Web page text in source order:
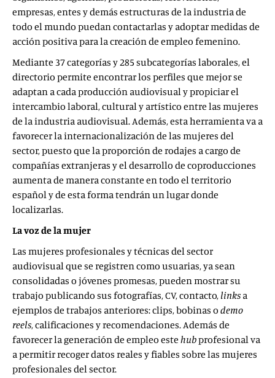
empresas, entes y demás estructuras de la industria de
todo el mundo puedan contactarlas y adoptar medidas de
acción positiva para la creación de empleo femenino.
Mediante 37 categorías y 285 subcategorías laborales, el
directorio permite encontrar los perfiles que mejor se
adaptan a cada producción audiovisual y propiciar el
intercambio laboral, cultural y artístico entre las mujeres
de la industria audiovisual. Además, esta herramienta va a
favorecer la internacionalización de las mujeres del
sector, puesto que la proporción de rodajes a cargo de
compañías extranjeras y el desarrollo de coproducciones
aumenta de manera constante en todo el territorio
español y de esta forma tendrán un lugar donde
localizarlas.
La voz de la mujer
Las mujeres profesionales y técnicas del sector
audiovisual que se registren como usuarias, ya sean
consolidadas o jóvenes promesas, pueden mostrar su
trabajo publicando sus fotografías, CV, contacto, links a
ejemplos de trabajos anteriores: clips, bobinas o demo
reels, calificaciones y recomendaciones. Además de
favorecer la generación de empleo este hubprofesional va
a permitir recoger datos reales y fiables sobre las mujeres
profesionales del sector.